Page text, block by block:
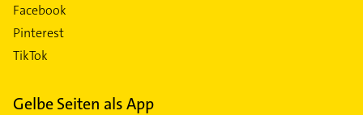
Facebook
Pinterest
TikTok
Gelbe Seiten als App